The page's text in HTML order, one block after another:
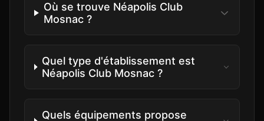
Où se trouve Néapolis Club
Mosnac ?
Quel type d'établissement est
Néapolis Club Mosnac ?
Quels équipements propose